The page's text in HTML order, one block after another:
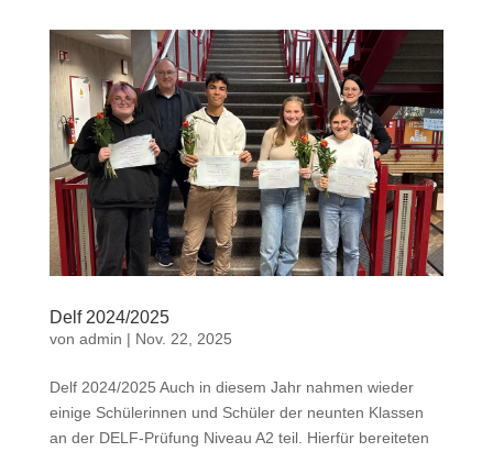
Delf 2024/2025
von admin | Nov. 22, 2025
Delf 2024/2025 Auch in diesem Jahr nahmen wieder
einige Schülerinnen und Schüler der neunten Klassen
an der DELF-Prüfung Niveau A2 teil. Hierfür bereiteten